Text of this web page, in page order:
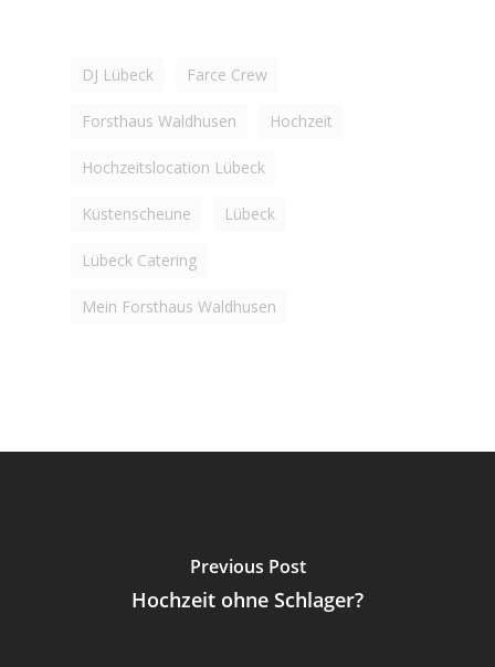
DJ Lübeck Farce Crew
Forsthaus Waldhusen Hochzeit
Hochzeitslocation Lübeck
Küstenscheune Lübeck
Lübeck Catering
Mein Forsthaus Waldhusen
Previous Post
Hochzeit ohne Schlager?